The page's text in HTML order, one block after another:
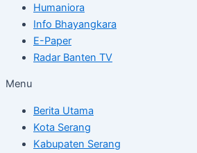
Humaniora
Info Bhayangkara
E-Paper
Radar Banten TV
Menu
Berita Utama
Kota Serang
Kabupaten Serang